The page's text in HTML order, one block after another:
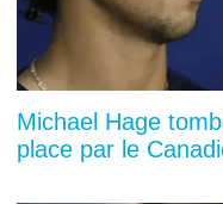
Michael Hage
place par le